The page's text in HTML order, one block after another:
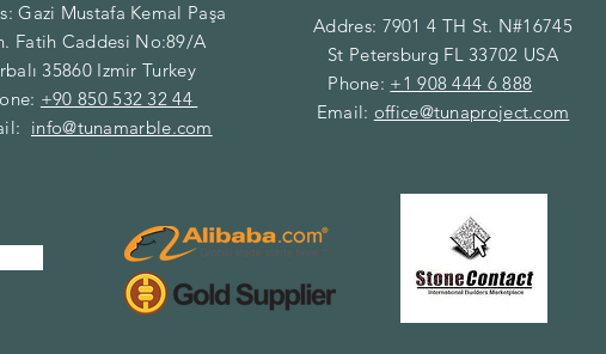
Gazi Mustafa Kemal Paşa
Fatih Caddesi No:89/A
35860 Izmir Turkey
+90 850 532 32 44
info@tunamarble.com
Addres: 7901 4 TH St. N#16745
St Petersburg FL 33702 USA
Phone: +1 908 444 6 888
Email: office@tunaproject.com